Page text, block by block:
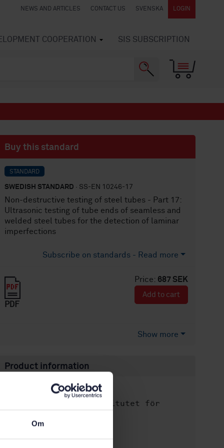
Om
NEWS AND ARTICLES CONTACT US SVENSKA LOGIN
COOPERATION SIS SUBSCRIPTION
Buy this standard
STANDARD
SWEDISH STANDARD · SS-EN 10246-17
Non-destructive testing of steel tubes - Part 17:
Ultrasonic testing of tube ends of seamless and
welded steel tubes for the detection of laminar
imperfections
Subscribe on standards - Read more
Price: 687 SEK
PDF
Add to cart
Show more
Product information
English
Svenska institutet för
International title: